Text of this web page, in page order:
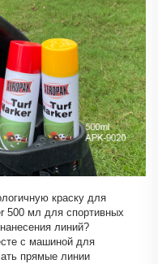
краску для
500 мл для спортивных
линий?
с машиной для
прямые линии